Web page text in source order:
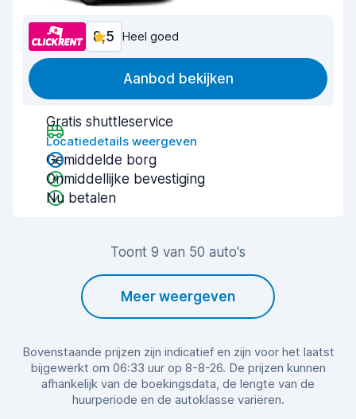
8,5 Heel goed
Aanbod bekijken
Gratis shuttleservice
Locatiedetails weergeven
Gemiddelde borg
Onmiddellijke bevestiging
Nu betalen
Toont 9 van 50 auto's
Meer weergeven
Bovenstaande prijzen zijn indicatief en zijn voor het laatst
bijgewerkt om 06:33 uur op 8-8-26. De prijzen kunnen
afhankelijk van de boekingsdata, de lengte van de
huurperiode en de autoklasse variëren.